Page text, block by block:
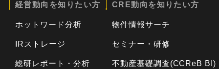
経営動向を知りたい方
ホットワード分析
IRストレージ
総研レポート・分析
CRE動向を知りたい方
物件情報サーチ
セミナー・研修
不動産基礎調査(CCReB BI)